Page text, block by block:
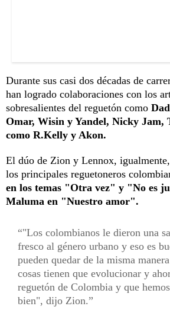
Durante sus casi dos décadas de
han logrado colaboraciones con los
sobresalientes del reguetón como
Omar, Wisin y Yandel, Nicky Jam,
como R.Kelly y Akon.
El dúo de Zion y Lennox,
los principales reguetoneros
en los temas "Otra vez" y "No es
Maluma en "Nuestro amor".
"Los colombianos le dieron una
fresco al género urbano y eso es
pueden quedar de la misma
cosas tienen que evolucionar y
reguetón de Colombia y que
bien", dijo Zion.